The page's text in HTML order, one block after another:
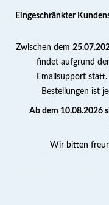
Rückschlagventile
Eingeschränkter
Zwischen dem
findet aufgrund
Emailsupport
Bestellungen ist
Ab dem 10.08.2026
Wir bitten